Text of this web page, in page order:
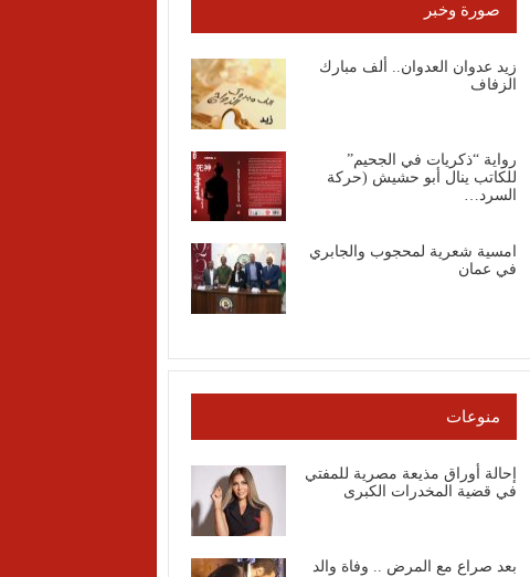
صورة وخبر
زيد عدوان العدوان.. ألف مبارك
الزفاف
رواية “ذكريات في الجحيم”
للكاتب ينال أبو حشيش (حركة
السرد…
امسية شعرية لمحجوب والجابري
في عمان
منوعات
إحالة أوراق مذيعة مصرية للمفتي
في قضية المخدرات الكبرى
بعد صراع مع المرض .. وفاة والد